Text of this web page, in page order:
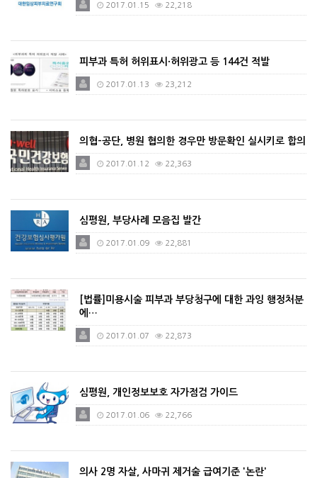
2017.01.15 22,218
피부과 특허 허위표시·허위광고 등 144건 적발
2017.01.13 23,212
의협-공단, 병원 협의한 경우만 방문확인 실시키로 합의
2017.01.12 22,363
심평원, 부당사례 모음집 발간
2017.01.09 22,881
[법률]미용시술 피부과 부당청구에 대한 과잉 행정처분
에…
2017.01.07 22,873
심평원, 개인정보보호 자가점검 가이드
2017.01.06 22,766
의사 2명 자살, 사마귀 제거술 급여기준 '논란'